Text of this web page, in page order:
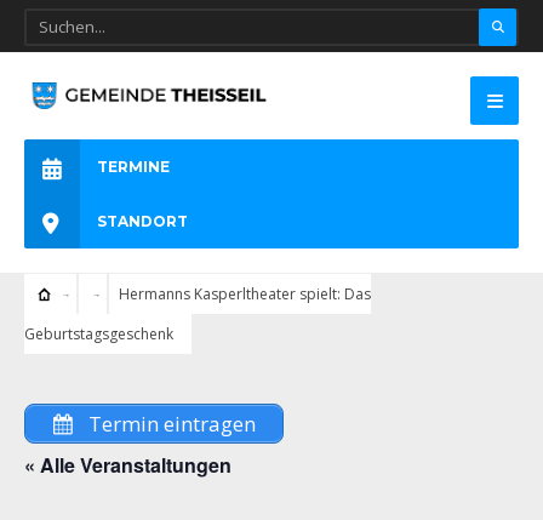
TERMINE
STANDORT
Hermanns Kasperltheater spielt: Das
Geburtstagsgeschenk
Termin eintragen
« Alle Veranstaltungen